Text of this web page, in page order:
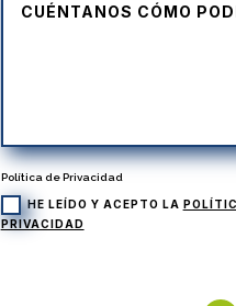
Política de Privacidad
HE LEÍDO Y ACEPTO LA
PRIVACIDAD